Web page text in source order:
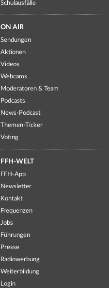
Schulausfälle
ON AIR
Sendungen
Aktionen
Videos
Webcams
Moderatoren & Team
Podcasts
News-Podcast
Themen-Ticker
Voting
FFH-WELT
FFH-App
Newsletter
Kontakt
Frequenzen
Jobs
Führungen
Presse
Radiowerbung
Weiterbildung
Login